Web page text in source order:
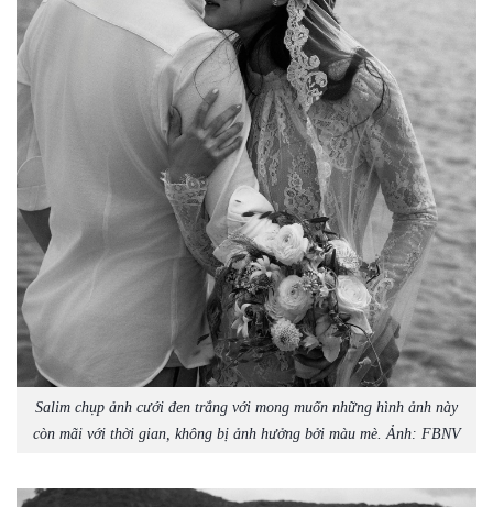
Salim chụp ảnh cưới đen trắng với mong muốn những hình ảnh này
còn mãi với thời gian, không bị ảnh hưởng bởi màu mè. Ảnh: FBNV